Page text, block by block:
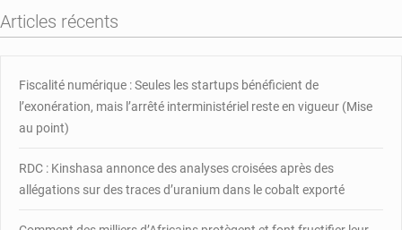
sécuritaires
visant
acteurs
Articles récents
Fiscalité numérique : Seules les startups bénéficient de
l’exonération, mais l’arrêté interministériel reste en vigueur (Mise
au point)
RDC : Kinshasa annonce des analyses croisées après des
allégations sur des traces d’uranium dans le cobalt exporté